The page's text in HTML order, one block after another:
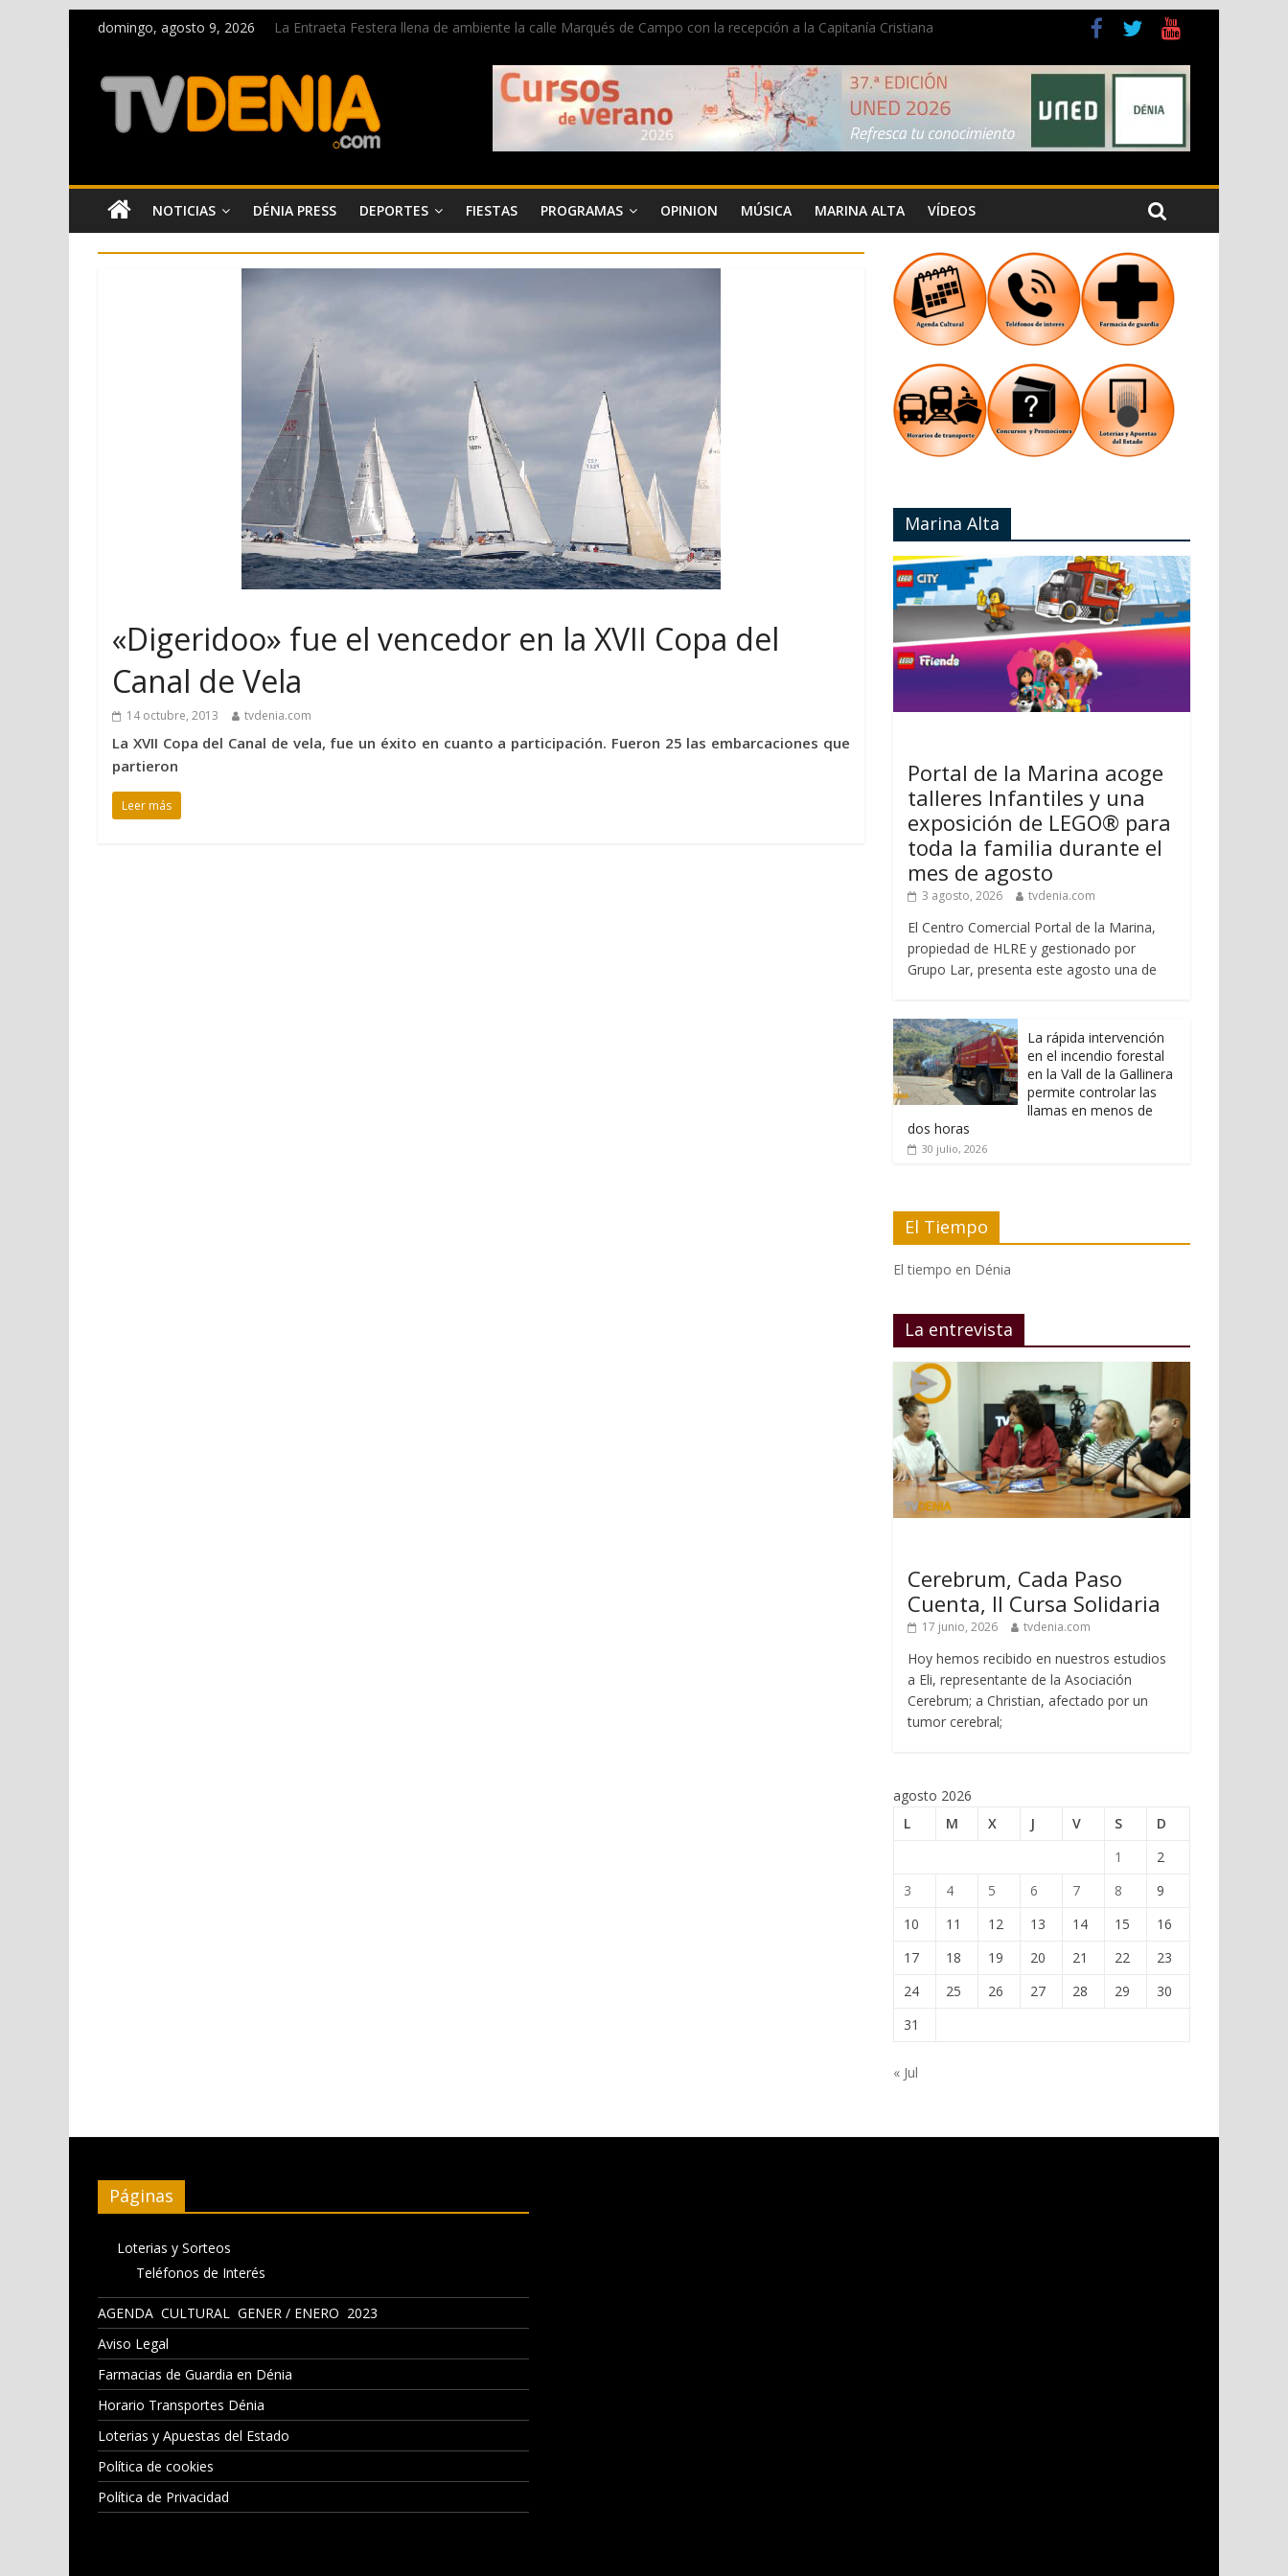
domingo, agosto 9, 2026
La Entraeta Festera llena de ambiente la calle Marqués de Campo con la recepción a la Capitanía Cristiana
Una nueva oportunidad para donar sangre en Cruz Roja Dénia
El bando moro protagonista en la Segunda Entraeta Festera
Paco Adsuar dona al Arxiu de Dénia más de 50.000 imágenes de la memoria visual de la ciudad
NOTICIAS DÉNIA PRESS DEPORTES FIESTAS PROGRAMAS OPINION MÚSICA MARINA ALTA VÍDEOS
«Digeridoo» fue el vencedor en la XVII Copa del
Canal de Vela
14 octubre, 2013 tvdenia.com
La XVII Copa del Canal de vela, fue un éxito en cuanto a participación. Fueron 25 las embarcaciones que
partieron
Leer más
Marina Alta
Portal de la Marina acoge
talleres Infantiles y una
exposición de LEGO® para
toda la familia durante el
mes de agosto
3 agosto, 2026 tvdenia.com
El Centro Comercial Portal de la Marina,
propiedad de HLRE y gestionado por
Grupo Lar, presenta este agosto una de
La rápida intervención
en el incendio forestal
en la Vall de la Gallinera
permite controlar las
llamas en menos de
dos horas
30 julio, 2026
El Tiempo
El tiempo en Dénia
La entrevista
Cerebrum, Cada Paso
Cuenta, II Cursa Solidaria
17 junio, 2026 tvdenia.com
Hoy hemos recibido en nuestros estudios
a Eli, representante de la Asociación
Cerebrum; a Christian, afectado por un
tumor cerebral;
agosto 2026
L
M X J V S
D
1
2
3
4 5 6 7 8
9
10
11 12 13 14 15
16
17
18 19 20 21 22
23
24
25 26 27 28 29
30
31
« Jul
Páginas
Loterias y Sorteos
Teléfonos de Interés
AGENDA CULTURAL GENER / ENERO 2023
Aviso Legal
Farmacias de Guardia en Dénia
Horario Transportes Dénia
Loterias y Apuestas del Estado
Política de cookies
Política de Privacidad